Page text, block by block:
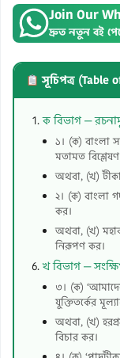
Join Our
দ্রুত নতুন বই
সূচিপত্র (Table
ক বিভাগ —
১। (ক) বাংলা
মতামত
অথবা, (খ)
২। (ক) বাংলা
কর।
অথবা, (খ)
নিরূপণ কর।
খ বিভাগ —
৩। (ক)
যুক্তিতর্কের
অথবা, (খ)
বিচার কর।